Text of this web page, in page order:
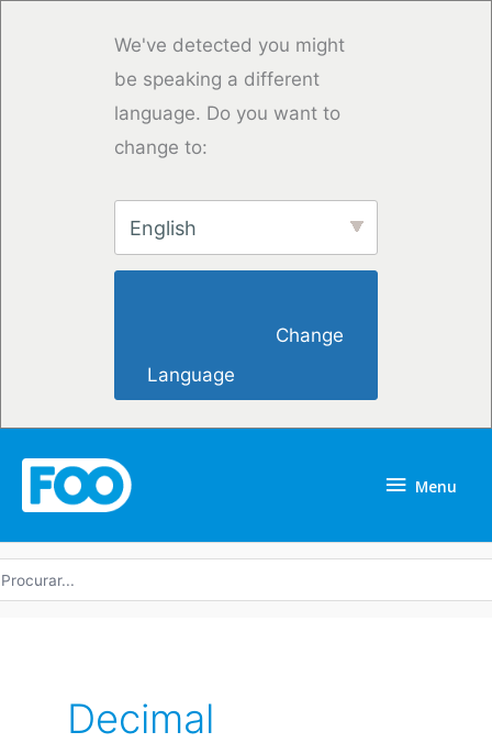
We've detected you might
be speaking a different
language. Do you want to
change to:
English
Language
Menu
Decimal